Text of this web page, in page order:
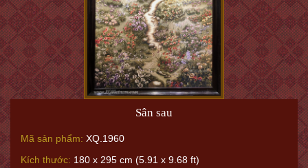
Sân sau
Mã sản phẩm: XQ.1960
Kích thước: 180 x 295 cm (5.91 x 9.68 ft)